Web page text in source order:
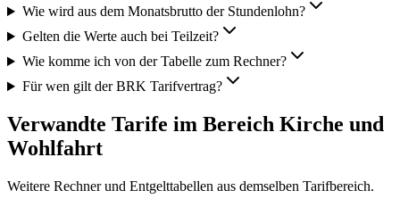
Wie wird aus dem Monatsbrutto der Stundenlohn?
Gelten die Werte auch bei Teilzeit?
Wie komme ich von der Tabelle zum Rechner?
Für wen gilt der BRK Tarifvertrag?
Verwandte Tarife im Bereich Kirche und
Wohlfahrt
Weitere Rechner und Entgelttabellen aus demselben Tarifbereich.